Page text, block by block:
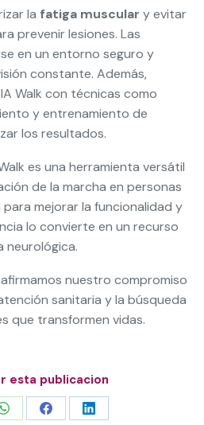
la fatiga muscular y evitar
prevenir lesiones. Las
en un entorno seguro y
constante. Además,
Walk con técnicas como
y entrenamiento de
los resultados.
es una herramienta versátil
de la marcha en personas
mejorar la funcionalidad y
lo convierte en un recurso
neurológica.
nuestro compromiso
sanitaria y la búsqueda
que transformen vidas.
esta publicacion
Share Share Share